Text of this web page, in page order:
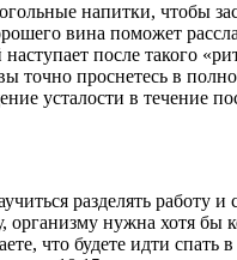
напитки, чтобы
вина поможет
после такого
точно проснетесь в
усталости в течение
разделять работу
организму нужна хотя бы
что будете идти спать